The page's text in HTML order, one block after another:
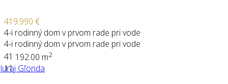
419.990 €
4-i rodinný dom v prvom rade pri vode
4-i rodinný dom v prvom rade pri vode
41 192.00 m2
Juraj Gľonda
11